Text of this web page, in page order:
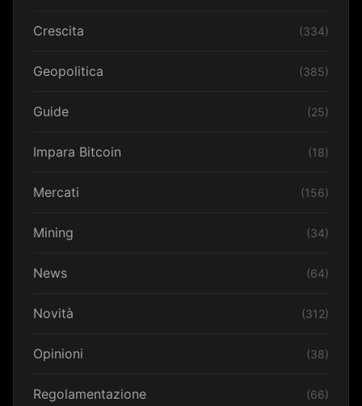
Crescita (334)
Geopolitica (385)
Guide (25)
Impara Bitcoin (18)
Mercati (156)
Mining (34)
News (64)
Novità (312)
Opinioni (38)
Regolamentazione (66)